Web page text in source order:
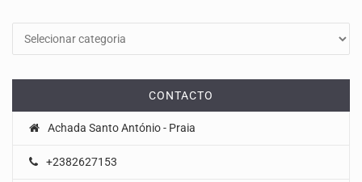
CONTACTO
Achada Santo António - Praia
+2382627153